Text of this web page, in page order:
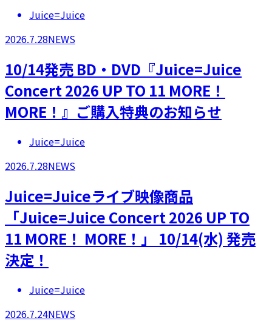
Juice=Juice
2026.7.28NEWS
10/14発売 BD・DVD『Juice=Juice
Concert 2026 UP TO 11 MORE！
MORE！』ご購入特典のお知らせ
Juice=Juice
2026.7.28NEWS
Juice=Juiceライブ映像商品
「Juice=Juice Concert 2026 UP TO
11 MORE！ MORE！」 10/14(水) 発売
決定！
Juice=Juice
2026.7.24NEWS